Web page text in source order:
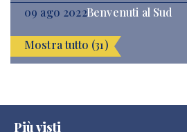
09 ago 2022Benvenuti al Sud
Mostra tutto (31)
Più visti